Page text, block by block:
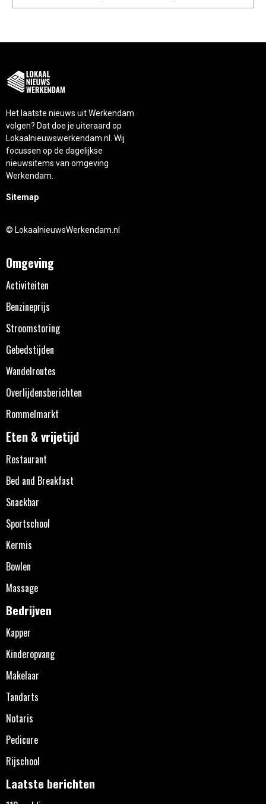
Het laatste nieuws uit Werkendam
volgen? Dat doe je uiteraard op
Lokaalnieuwswerkendam.nl. Wij
focussen op de dagelijkse
nieuwsitems van omgeving
Werkendam.
Sitemap
© LokaalnieuwsWerkendam.nl
Omgeving
Activiteiten
Benzineprijs
Stroomstoring
Gebedstijden
Wandelroutes
Overlijdensberichten
Rommelmarkt
Eten & vrijetijd
Restaurant
Bed and Breakfast
Snackbar
Sportschool
Kermis
Bowlen
Massage
Bedrijven
Kapper
Kinderopvang
Makelaar
Tandarts
Notaris
Pedicure
Rijschool
Laatste berichten